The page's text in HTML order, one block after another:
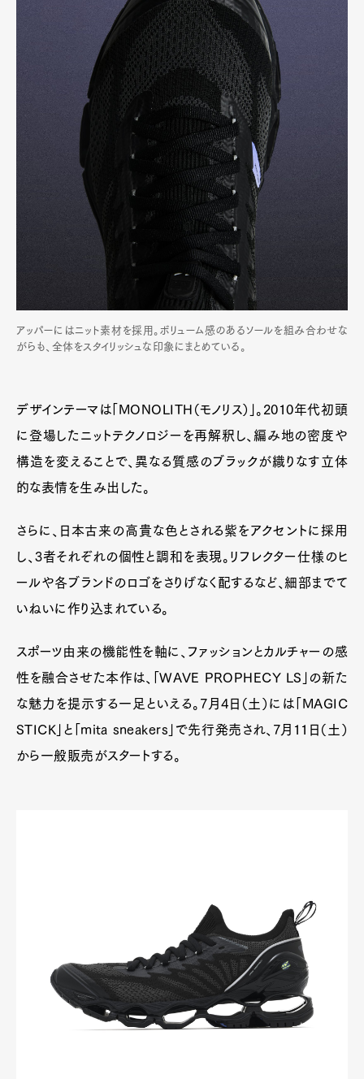
アッパーにはニット素材を採用。ボリューム感のあるソールを組み合わせな
がらも、全体をスタイリッシュな印象にまとめている。
デザインテーマは「MONOLITH（モノリス）」。2010年代初頭
に登場したニットテクノロジーを再解釈し、編み地の密度や
構造を変えることで、異なる質感のブラックが織りなす立体
的な表情を生み出した。
さらに、日本古来の高貴な色とされる紫をアクセントに採用
し、3者それぞれの個性と調和を表現。リフレクター仕様のヒ
ールや各ブランドのロゴをさりげなく配するなど、細部までて
いねいに作り込まれている。
スポーツ由来の機能性を軸に、ファッションとカルチャーの感
性を融合させた本作は、「WAVE PROPHECY LS」の新た
な魅力を提示する一足といえる。7月4日（土）には「MAGIC
STICK」と「mita sneakers」で先行発売され、7月11日（土）
から一般販売がスタートする。